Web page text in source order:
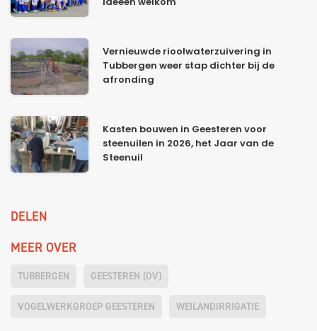
ideeën welkom
Vernieuwde rioolwaterzuivering in
Tubbergen weer stap dichter bij de
afronding
Kasten bouwen in Geesteren voor
steenuilen in 2026, het Jaar van de
Steenuil
DELEN
MEER OVER
TUBBERGEN GEESTEREN (OV)
VOGELWERKGROEP GEESTEREN WEILANDIRRIGATIE